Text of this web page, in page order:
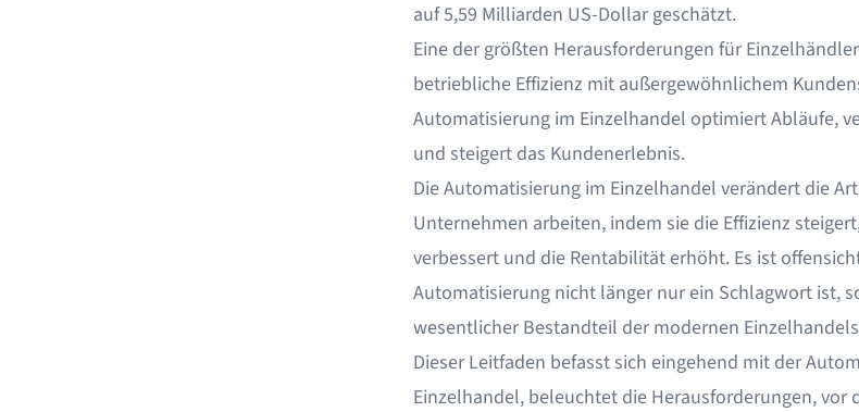
auf 5,59 Milliarden US-Dollar geschätzt.
Eine der größten Herausforderungen für
betriebliche Effizienz mit außergewöhnlichem
Automatisierung im Einzelhandel optimiert Abläufe,
und steigert das Kundenerlebnis.
Die Automatisierung im Einzelhandel verändert die
Unternehmen arbeiten, indem sie die Effizienz
verbessert und die Rentabilität erhöht. Es ist
Automatisierung nicht länger nur ein Schlagwort ist,
wesentlicher Bestandteil der modernen
Dieser Leitfaden befasst sich eingehend mit der
Einzelhandel, beleuchtet die Herausforderungen, vor